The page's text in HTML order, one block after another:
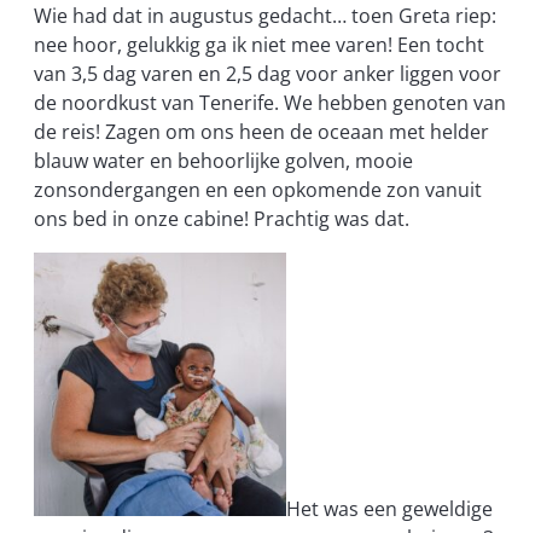
Wie had dat in augustus gedacht…toen Greta riep:
nee hoor, gelukkig ga ik niet mee varen! Een tocht
van 3,5 dag varen en 2,5 dag voor anker liggen voor
de noordkust van Tenerife. We hebben genoten van
de reis! Zagen om ons heen de oceaan met helder
blauw water en behoorlijke golven, mooie
zonsondergangen en een opkomende zon vanuit
ons bed in onze cabine! Prachtig was dat.
Het was een geweldige